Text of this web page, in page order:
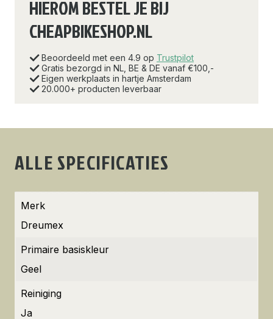
HIEROM BESTEL JE BIJ
CHEAPBIKESHOP.NL
Beoordeeld met een 4.9 op Trustpilot
Gratis bezorgd in NL, BE & DE vanaf €100,-
Eigen werkplaats in hartje Amsterdam
20.000+ producten leverbaar
ALLE SPECIFICATIES
Merk
Dreumex
Primaire basiskleur
Geel
Reiniging
Ja